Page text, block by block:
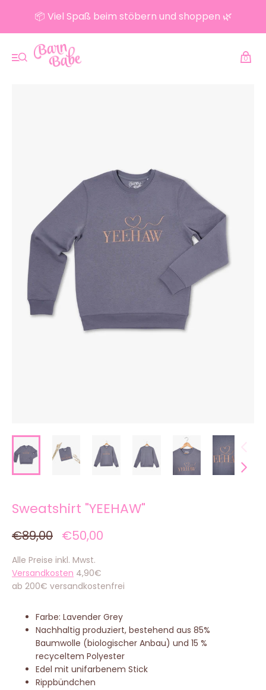
📦 Viel Spaß beim stöbern und shoppen 🌿
0
Sweatshirt "YEEHAW"
€89,00 €50,00
Alle Preise inkl. Mwst.
Versandkosten 4,90€
ab 200€ versandkostenfrei
Farbe: Lavender Grey
Nachhaltig produziert, bestehend aus 85%
Baumwolle (biologischer Anbau) und 15 %
recyceltem Polyester
Edel mit unifarbenem Stick
Rippbündchen